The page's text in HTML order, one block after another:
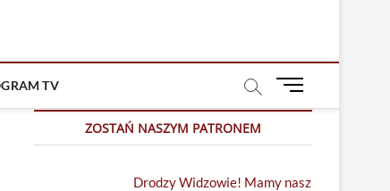
TV
M
u
u
ZOSTAŃ NASZYM PATRONEM
Drodzy Widzowie! Mamy nasz